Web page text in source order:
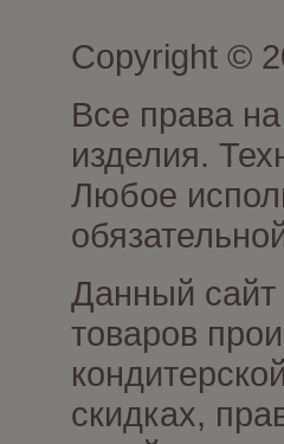
Copyright ©
Все права
изделия.
Любое
Данный сайт
товаров
скидках,